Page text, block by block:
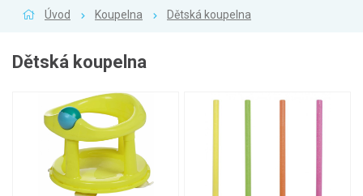
Úvod Koupelna Dětská koupelna
Dětská koupelna